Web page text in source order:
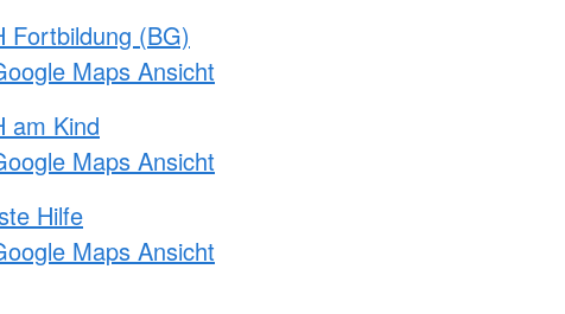
Fortbildung (BG)
Maps Ansicht
am Kind
Maps Ansicht
Hilfe
Maps Ansicht